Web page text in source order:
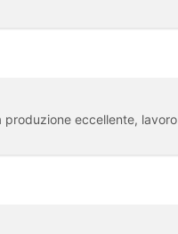
produzione eccellente, lavoro